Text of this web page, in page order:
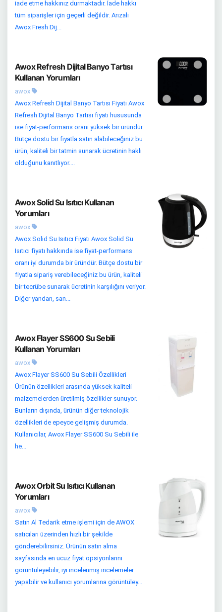
iade etme hakkınız durmaktadır. İade hakkı
tüm siparişler için geçerli değildir. Arızalı
Awox Fresh Dij...
Awox Refresh Dijital Banyo Tartısı
Kullanan Yorumları
awox
Awox Refresh Dijital Banyo Tartısı Fiyatı Awox
Refresh Dijital Banyo Tartısı fiyatı hususunda
ise fiyat-performans oranı yüksek bir üründür.
Bütçe dostu bir fiyatla satın alabileceğiniz bu
ürün, kaliteli bir tatmin sunarak ücretinin haklı
olduğunu kanıtlıyor....
Awox Solid Su Isıtıcı Kullanan
Yorumları
awox
Awox Solid Su Isıtıcı Fiyatı Awox Solid Su
Isıtıcı fiyatı hakkında ise fiyat-performans
oranı iyi durumda bir üründür. Bütçe dostu bir
fiyatla sipariş verebileceğiniz bu ürün, kaliteli
bir tecrübe sunarak ücretinin karşılığını veriyor.
Diğer yandan, san...
Awox Flayer SS600 Su Sebili
Kullanan Yorumları
awox
Awox Flayer SS600 Su Sebili Özellikleri
Ürünün özellikleri arasında yüksek kaliteli
malzemelerden üretilmiş özellikler sunuyor.
Bunların dışında, ürünün diğer teknolojik
özellikleri de epeyce gelişmiş durumda.
Kullanıcılar, Awox Flayer SS600 Su Sebili ile
he...
Awox Orbit Su Isıtıcı Kullanan
Yorumları
awox
Satın Al Tedarik etme işlemi için de AWOX
satıcıları üzerinden hızlı bir şekilde
gönderebilirsiniz. Ürünün satın alma
sayfasında en ucuz fiyat opsiyonlarını
görüntüleyebilir, iyi incelenmiş incelemeler
yapabilir ve kullanıcı yorumlarına görüntüley...